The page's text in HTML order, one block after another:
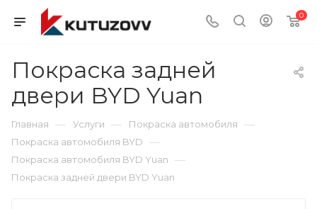
0
Покраска задней
двери BYD Yuan
Главная — Услуги — Покраска автомобиля —
Покраска автомобиля BYD —
Покраска автомобиля BYD Yuan —
Покраска задней двери BYD Yuan